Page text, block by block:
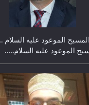
الموعود عليه السلام.....